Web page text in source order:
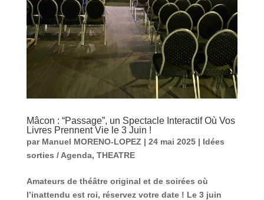
Mâcon : “Passage”, un Spectacle Interactif Où Vos
Livres Prennent Vie le 3 Juin !
par Manuel MORENO-LOPEZ | 24 mai 2025| Idées
sorties / Agenda, THEATRE
Amateurs de théâtre original et de soirées où
l’inattendu est roi, réservez votre date ! Le 3 juin